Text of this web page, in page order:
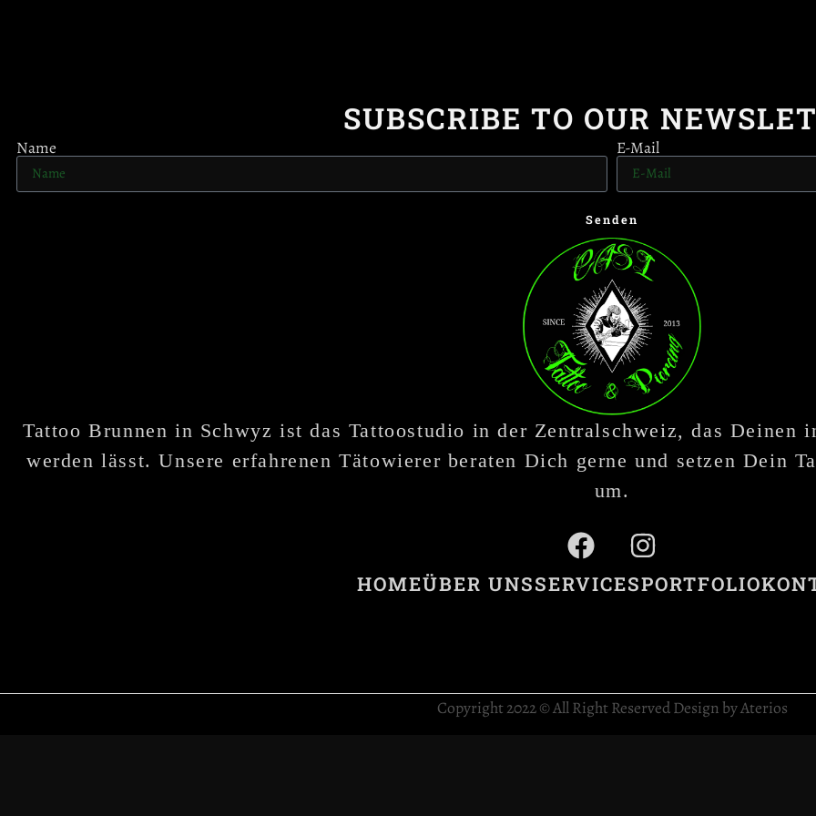
SUBSCRIBE TO OUR
Name E-Mail
Senden
Tattoo Brunnen in Schwyz ist das Tattoostudio in der Zentralschweiz, das
werden lässt. Unsere erfahrenen Tätowierer beraten Dich gerne und setzen Dein
um.
HOMEÜBER UNSSERVICESPORTFOLIO
Copyright 2022 © All Right Reserved Design by Aterios